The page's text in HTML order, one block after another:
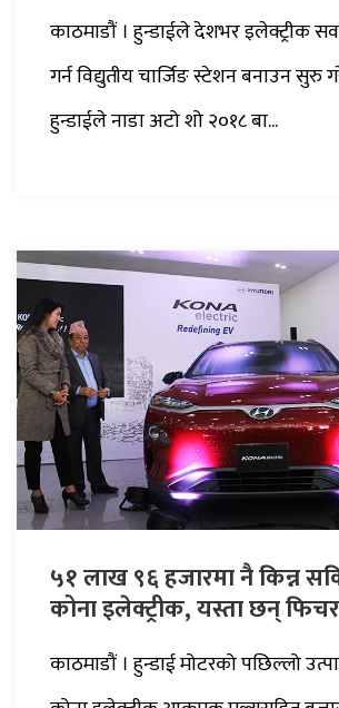
काठमाडौं । हुन्डाईले देशभर इलेक्ट्रीक
गर्न विद्युतीय चार्जिङ स्टेशन बनाउन सुरु
हुन्डाईले नाडा अटो शो २०१८ बा...
५१ लाख ९६ हजारमा नै किन्न
कोना इलेक्ट्रीक, यस्ता छन् फिचर
काठमाडौं । हुन्डाई मोटरको पछिल्लो